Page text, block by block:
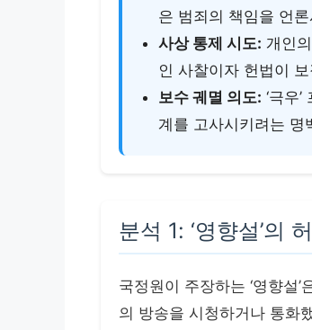
은 범죄의 책임을 언
사상 통제 시도: 개인
인 사찰이자 헌법이
보수 궤멸 의도: ‘극우
계를 고사시키려는 명
분석 1: ‘영향설’의
국정원이 주장하는 ‘영향설
의 방송을 시청하거나 통화